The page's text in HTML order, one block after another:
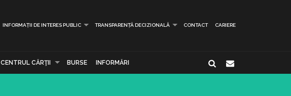
INFORMAȚII DE INTERES PUBLIC TRANSPARENȚĂ DECIZIONALĂ CONTACT CARIERE
CENTRUL CĂRŢII BURSE INFORMĂRI